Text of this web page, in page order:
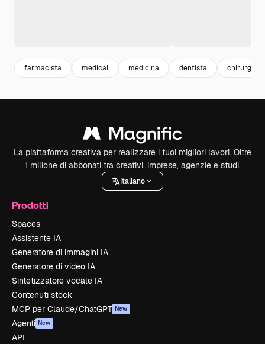
farmacista medical medicina dentista chirurgia
La piattaforma creativa per realizzare i tuoi migliori lavori. Oltre
1 milione di abbonati tra creativi, imprese, agenzie e studi.
Italiano
Prodotti
Spaces
Assistente IA
Generatore di immagini IA
Generatore di video IA
Sintetizzatore vocale IA
Contenuti stock
MCP per Claude/ChatGPT New
Agenti New
API